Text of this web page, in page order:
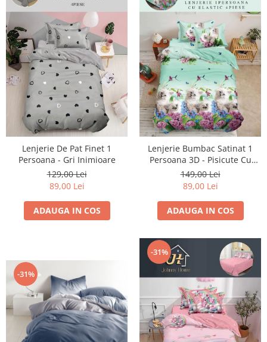
Lenjerie De Pat Finet 1
Persoana - Gri Inimioare
129,00 Lei
89,00 Lei
ADAUGA IN COS
Lenjerie Bumbac Satinat 1
Persoana 3D - Pisicute Cu
Ochi Albastri
149,00 Lei
89,00 Lei
ADAUGA IN COS
-31%
-31%